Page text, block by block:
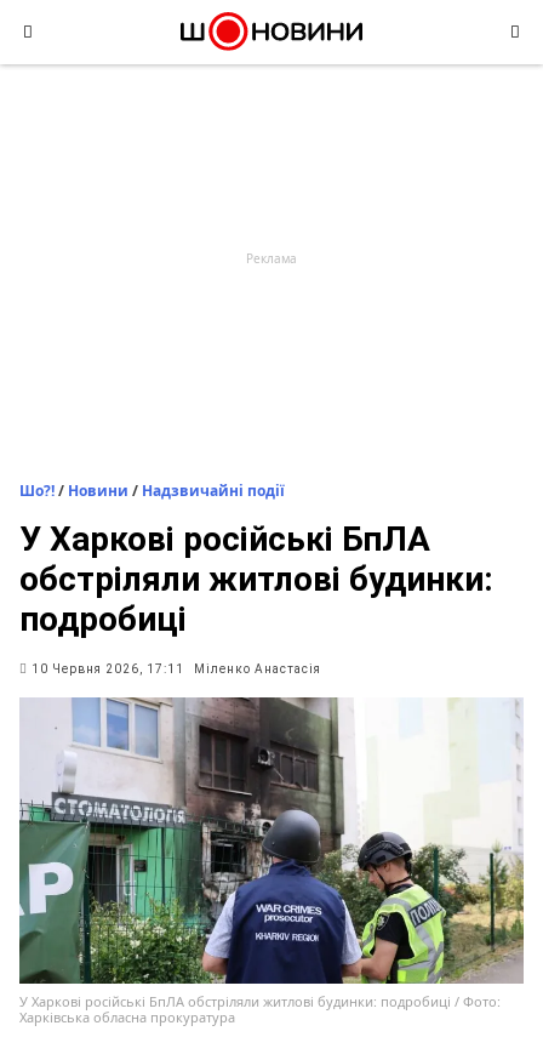
content
Шо?!/ Новини / Надзвичайні події
У Харкові російські БпЛА
обстріляли житлові будинки:
подробиці
10 Червня 2026, 17:11 Міленко Анастасія
У Харкові російські БпЛА обстріляли житлові будинки: подробиці / Фото:
Харківська обласна прокуратура